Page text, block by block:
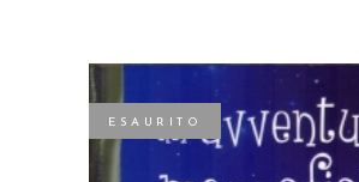
ESAURITO